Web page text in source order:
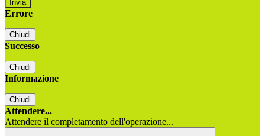
Errore
Chiudi
Successo
Chiudi
Informazione
Chiudi
Attendere...
Attendere il completamento dell'operazione...